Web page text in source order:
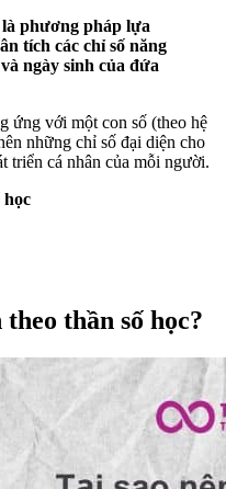
phương pháp lựa
tích các chỉ số năng
ngày sinh của đứa
ứng với một con số (theo hệ
những chỉ số đại diện cho
triển cá nhân của mỗi người.
học
thần số học?